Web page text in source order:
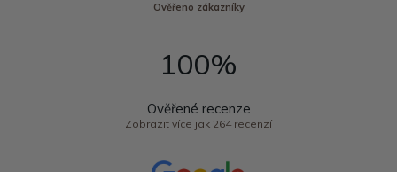
Ověřeno zákazníky
100%
Ověřené recenze
Zobrazit více jak 264 recenzí